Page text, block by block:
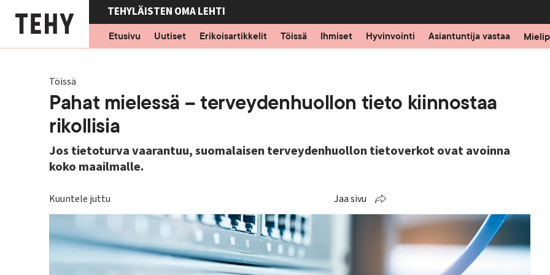
pääsisältöön
TEHYLÄISTEN OMA LEHTI
Etusivu
Uutiset Erikoisartikkelit Töissä Ihmiset Hyvinvointi Asiantuntija vastaa
Töissä
Pahat mielessä – terveydenhuollon tieto kiinnostaa
rikollisia
Jos tietoturva vaarantuu, suomalaisen terveydenhuollon tietoverkot ovat avoinna
koko maailmalle.
Kuuntele juttu Jaa sivu